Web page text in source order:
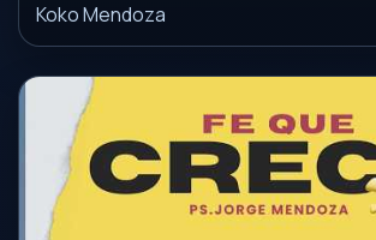
Koko Mendoza